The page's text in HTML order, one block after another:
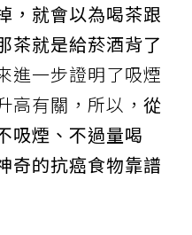
，就會以為喝茶跟
茶就是給菸酒背了
進一步證明了吸煙
高有關，所以， 從
吸煙、不過量喝
奇的抗癌食物靠譜